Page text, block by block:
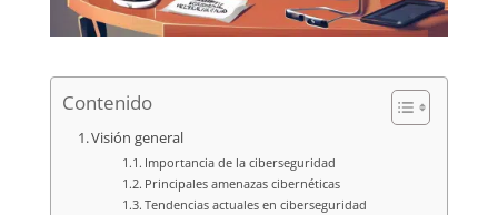
Contenido
Visión general
Importancia de la ciberseguridad
Principales amenazas cibernéticas
Tendencias actuales en ciberseguridad